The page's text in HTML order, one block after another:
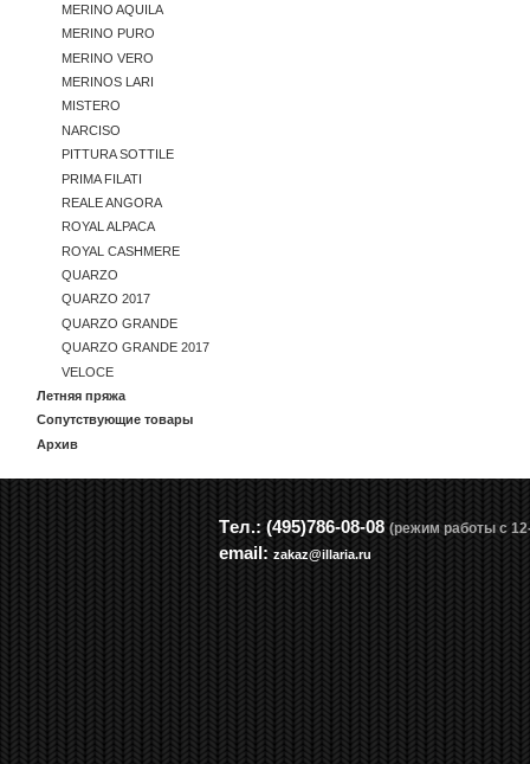
MERINO AQUILA
MERINO PURO
MERINO VERO
MERINOS LARI
MISTERO
NARCISO
PITTURA SOTTILE
PRIMA FILATI
REALE ANGORA
ROYAL ALPACA
ROYAL CASHMERE
QUARZO
QUARZO 2017
QUARZO GRANDE
QUARZO GRANDE 2017
VELOCE
Летняя пряжа
Сопутствующие товары
Архив
Tел.: (495)786-08-08 (режим работы с
email: zakaz@illaria.ru